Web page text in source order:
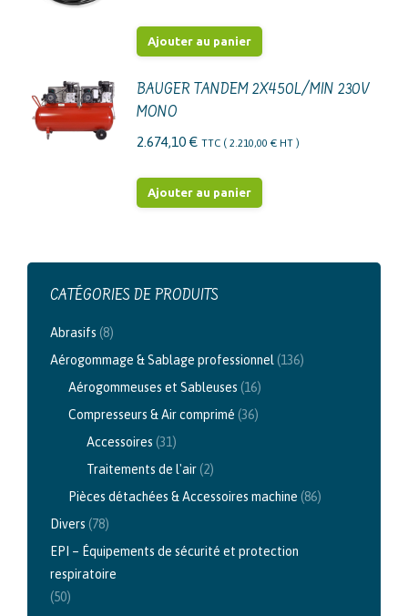
Ajouter au panier
BAUGER TANDEM 2X450L/MIN 230V
MONO
2.674,10 € TTC ( 2.210,00 € HT )
Ajouter au panier
CATÉGORIES DE PRODUITS
Abrasifs (8)
Aérogommage & Sablage professionnel (136)
Aérogommeuses et Sableuses (16)
Compresseurs & Air comprimé (36)
Accessoires (31)
Traitements de l'air(2)
Pièces détachées & Accessoires machine (86)
Divers (78)
EPI – Équipements de sécurité et protection
respiratoire
(50)